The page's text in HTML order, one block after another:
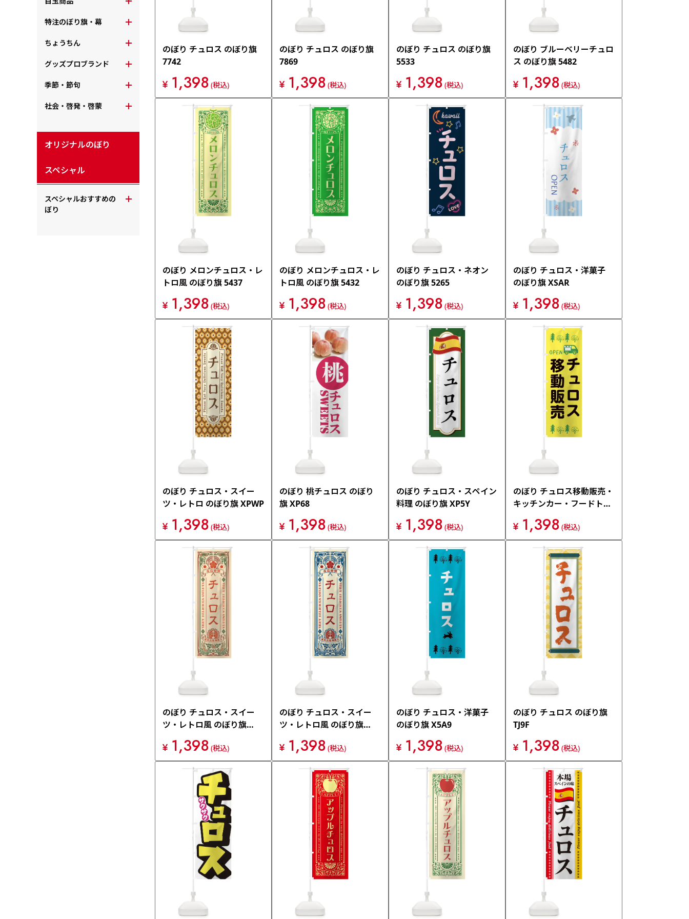
特注のぼり旗・幕
ちょうちん
グッズプロブランド
季節・節句
社会・啓発・啓蒙
オリジナルのぼり
スペシャル
スペシャルおすすめの
ぼり
のぼり チュロス のぼり旗
7742
¥ 1,398 (税込)
のぼり チュロス のぼり旗
7869
¥ 1,398 (税込)
のぼり チュロス のぼり旗
5533
¥ 1,398 (税込)
のぼり ブルーベリーチュロ
ス のぼり旗 5482
¥ 1,398 (税込)
のぼり メロンチュロス・レ
トロ風 のぼり旗 5437
¥ 1,398 (税込)
のぼり メロンチュロス・レ
トロ風 のぼり旗 5432
¥ 1,398 (税込)
のぼり チュロス・ネオン
のぼり旗 5265
¥ 1,398 (税込)
のぼり チュロス・洋菓子
のぼり旗 XSAR
¥ 1,398 (税込)
のぼり チュロス・スイー
ツ・レトロ のぼり旗 XPWP
¥ 1,398 (税込)
のぼり 桃チュロス のぼり
旗 XP68
¥ 1,398 (税込)
のぼり チュロス・スペイン
料理 のぼり旗 XP5Y
¥ 1,398 (税込)
のぼり チュロス移動販売・
キッチンカー・フードトラ
のぼり旗 XNRH
¥ 1,398 (税込)
のぼり チュロス・スイー
ツ・レトロ風 のぼり旗
¥ 1,398 (税込)
のぼり チュロス・スイー
ツ・レトロ風 のぼり旗
¥ 1,398 (税込)
のぼり チュロス・洋菓子
のぼり旗 X5A9
¥ 1,398 (税込)
のぼり チュロス のぼり旗
TJ9F
¥ 1,398 (税込)